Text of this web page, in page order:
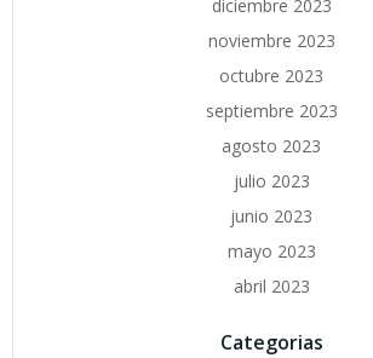
diciembre 2023
noviembre 2023
octubre 2023
septiembre 2023
agosto 2023
julio 2023
junio 2023
mayo 2023
abril 2023
Categorias